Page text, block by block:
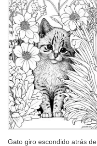
Gato giro escondido atrás de